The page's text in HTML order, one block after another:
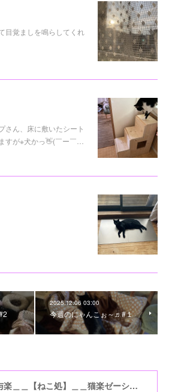
目覚ましを鳴らしてくれ
さん、床に敷いたシート
すが※犬かっ👋(￣ー￣…
2025.12.06 03:00
今週のにゃんこぉ～♬#１
抜針与楽＿＿【ねこ処】＿＿猫楽ゼーションHome☆